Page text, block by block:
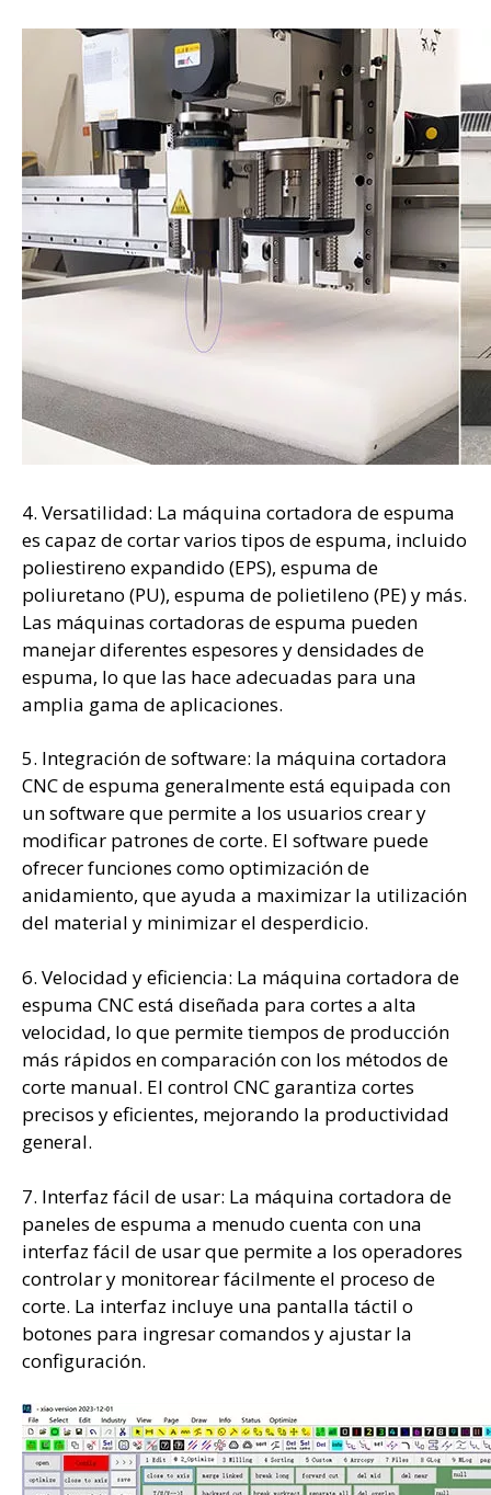
4. Versatilidad: La máquina cortadora de espuma
es capaz de cortar varios tipos de espuma, incluido
poliestireno expandido (EPS), espuma de
poliuretano (PU), espuma de polietileno (PE) y más.
Las máquinas cortadoras de espuma pueden
manejar diferentes espesores y densidades de
espuma, lo que las hace adecuadas para una
amplia gama de aplicaciones.
5. Integración de software: la máquina cortadora
CNC de espuma generalmente está equipada con
un software que permite a los usuarios crear y
modificar patrones de corte. El software puede
ofrecer funciones como optimización de
anidamiento, que ayuda a maximizar la utilización
del material y minimizar el desperdicio.
6. Velocidad y eficiencia: La máquina cortadora de
espuma CNC está diseñada para cortes a alta
velocidad, lo que permite tiempos de producción
más rápidos en comparación con los métodos de
corte manual. El control CNC garantiza cortes
precisos y eficientes, mejorando la productividad
general.
7. Interfaz fácil de usar: La máquina cortadora de
paneles de espuma a menudo cuenta con una
interfaz fácil de usar que permite a los operadores
controlar y monitorear fácilmente el proceso de
corte. La interfaz incluye una pantalla táctil o
botones para ingresar comandos y ajustar la
configuración.